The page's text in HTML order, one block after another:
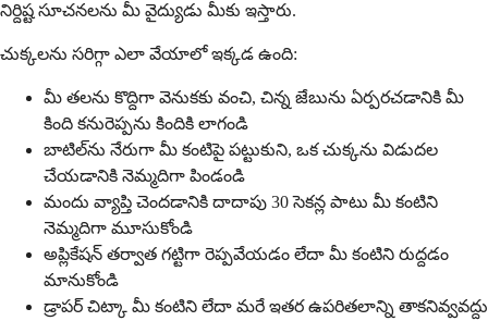
నిర్దిష్ట సూచనలను మీ వైద్యుడు మీకు ఇస్తారు.
చుక్కలను సరిగ్గా ఎలా వేయాలో ఇక్కడ ఉంది:
మీ తలను కొద్దిగా వెనుకకు వంచి, చిన్న జేబును ఏర్పరచడానికి మీ
కింది కనురెప్పను కిందికి లాగండి
బాటిల్‌ను నేరుగా మీ కంటిపై పట్టుకుని, ఒక చుక్కను విడుదల
చేయడానికి నెమ్మదిగా పిండండి
మందు వ్యాప్తి చెందడానికి దాదాపు 30 సెకన్ల పాటు మీ కంటిని
నెమ్మదిగా మూసుకోండి
అప్లికేషన్ తర్వాత గట్టిగా రెప్పవేయడం లేదా మీ కంటిని రుద్దడం
మానుకోండి
డ్రాపర్ చిట్కా మీ కంటిని లేదా మరే ఇతర ఉపరితలాన్ని తాకనివ్వవద్దు